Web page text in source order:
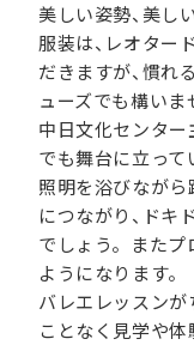
美しい姿勢、美し
服装は、レオター
だきますが、慣れ
ューズでも構いま
中日文化センター
でも舞台に立っ
照明を浴びなが
につながり、ドキ
でしょう。また
ようになります。
バレエレッスン
ことなく見学や体